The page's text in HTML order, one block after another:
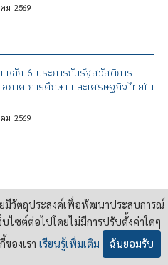
ม 2569
หลัก 6 ประการกับรัฐสวัสดิการ :
อภาค การศึกษา และเศรษฐกิจไทยใน
ม 2569
ยมีวัตถุประสงค์เพื่อพัฒนาประสบการณ์
ไซต์ต่อไปโดยไม่มีการปรับตั้งค่าใดๆ
องเรา เรียนรู้เพิ่มเติม ฉันยอมรับ